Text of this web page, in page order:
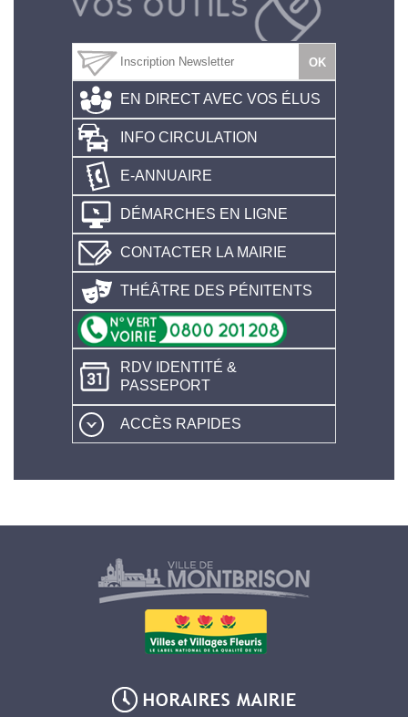
EN DIRECT AVEC VOS ÉLUS
INFO CIRCULATION
E-ANNUAIRE
DÉMARCHES EN LIGNE
CONTACTER LA MAIRIE
THÉÂTRE DES PÉNITENTS
RDV IDENTITÉ &
PASSEPORT
ACCÈS RAPIDES